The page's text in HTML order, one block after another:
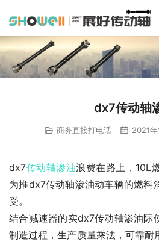
dx7传动轴
商务直接打电话 2021
dx7传动轴渗油浪费在路上，10L
为推dx7传动轴渗油动车辆的燃料
受。
结合减速器的实dx7传动轴渗油际
制造过程，生产质量乘法，可靠耐